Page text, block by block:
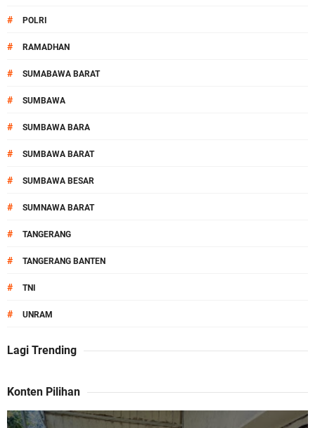
# POLRI
# RAMADHAN
# SUMABAWA BARAT
# SUMBAWA
# SUMBAWA BARA
# SUMBAWA BARAT
# SUMBAWA BESAR
# SUMNAWA BARAT
# TANGERANG
# TANGERANG BANTEN
# TNI
# UNRAM
Lagi Trending
Konten Pilihan